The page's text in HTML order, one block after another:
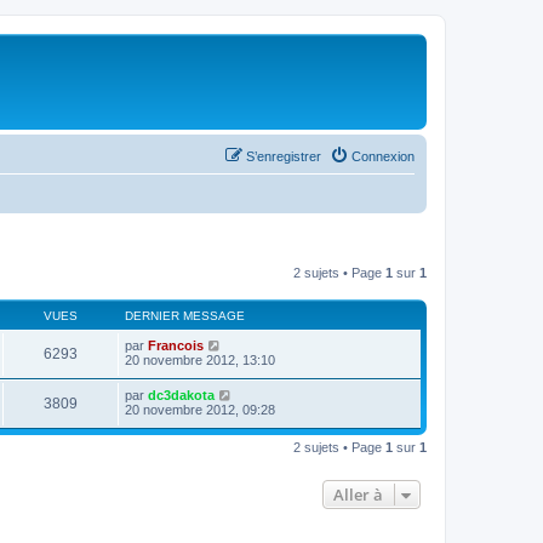
Connexion
S’enregistrer
2 sujets • Page 1 sur 1
VUES DERNIER MESSAGE
6293 par Francois
20 novembre 2012, 13:10
3809 par dc3dakota
20 novembre 2012, 09:28
2 sujets • Page 1 sur 1
Aller à